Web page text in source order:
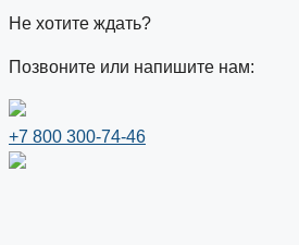
Не хотите ждать?
Позвоните или напишите нам:
+7 800 300-74-46